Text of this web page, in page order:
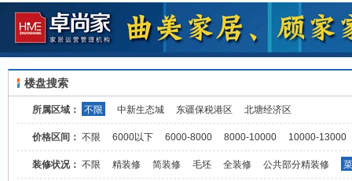
楼盘搜索
所属区域： 不限 中新生态城 东疆保税港区 北塘经济区
价格区间： 不限 6000以下 6000-8000 8000-10000 10000-13000
装修状况： 不限 精装修 简装修 毛坯 全装修 公共部分精装修